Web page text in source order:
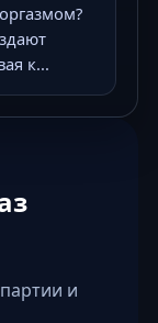
к...
и